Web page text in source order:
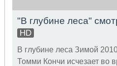
"В глубине леса"
HD
В глубине леса Зимой
Томми Кончи исчезает во